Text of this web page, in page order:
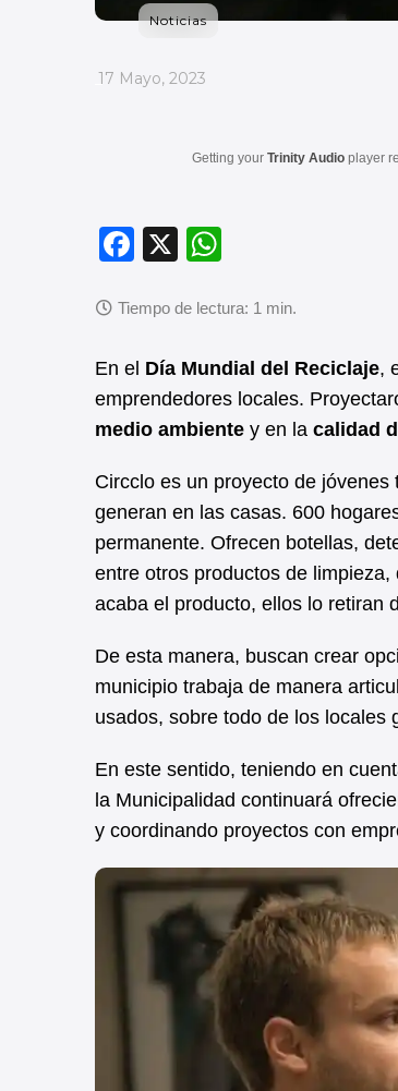
Noticias
_
17 Mayo, 2023
Getting your Trinity Audio player
F
c
b
o
k
X
at
A
p
En el Día Mundial del Reciclaje,
emprendedores locales.
medio ambiente y en la calidad
Circclo es un proyecto de
generan en las casas. 600
permanente. Ofrecen botellas,
entre otros productos de
acaba el producto, ellos lo retiran
De esta manera, buscan crear
municipio trabaja de manera
usados, sobre todo de los locales
En este sentido, teniendo en
la Municipalidad continuará
y coordinando proyectos con